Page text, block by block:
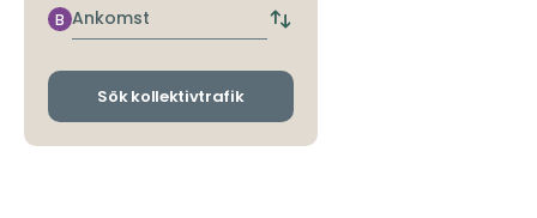
hållplats
Ankomst
B
Byt
och
Sök kollektivtrafik